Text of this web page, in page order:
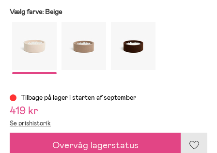
Vælg farve: Beige
Tilbage på lager i starten af september
419 kr
Se prishistorik
Overvåg lagerstatus